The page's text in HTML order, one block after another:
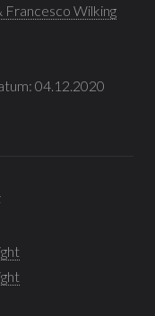
Francesco Wilking
04.12.2020